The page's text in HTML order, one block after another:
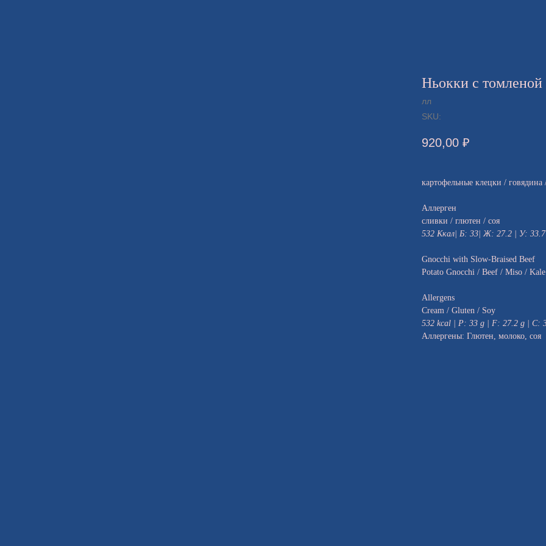
Ньокки с томленой
лл
SKU:
920,00 ₽
картофельные клецки /
Аллерген
сливки / глютен / соя
532 Ккал| Б: 33| Ж: 27.2 | У: 33.7
Gnocchi with Slow-Braised Beef
Potato Gnocchi / Beef / Miso / Kale
Allergens
Cream / Gluten / Soy
532 kcal | P: 33 g | F: 27.2 g | C:
Аллергены: Глютен, молоко, соя